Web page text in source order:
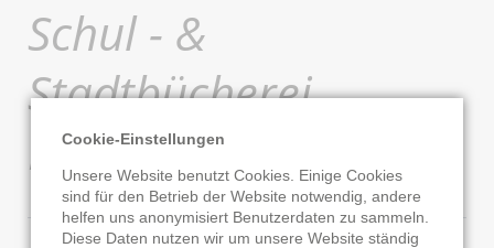
Schul - &
Stadtbücherei
Hessisch Lichtenau
Cookie-Einstellungen
Unsere Website benutzt Cookies. Einige Cookies
sind für den Betrieb der Website notwendig, andere
helfen uns anonymisiert Benutzerdaten zu sammeln.
Diese Daten nutzen wir um unsere Website ständig